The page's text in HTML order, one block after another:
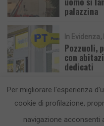
palazzina
In Evidenza
Pozzuoli,
con
dedicati
Per migliorare l'esperienza
cookie di profilazione,
navigazione acconsenti